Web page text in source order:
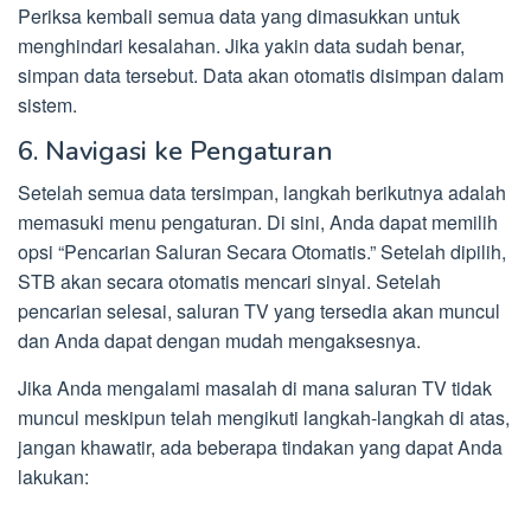
Periksa kembali semua data yang dimasukkan untuk
menghindari kesalahan. Jika yakin data sudah benar,
simpan data tersebut. Data akan otomatis disimpan dalam
sistem.
6. Navigasi ke Pengaturan
Setelah semua data tersimpan, langkah berikutnya adalah
memasuki menu pengaturan. Di sini, Anda dapat memilih
opsi “Pencarian Saluran Secara Otomatis.” Setelah dipilih,
STB akan secara otomatis mencari sinyal. Setelah
pencarian selesai, saluran TV yang tersedia akan muncul
dan Anda dapat dengan mudah mengaksesnya.
Jika Anda mengalami masalah di mana saluran TV tidak
muncul meskipun telah mengikuti langkah-langkah di atas,
jangan khawatir, ada beberapa tindakan yang dapat Anda
lakukan: